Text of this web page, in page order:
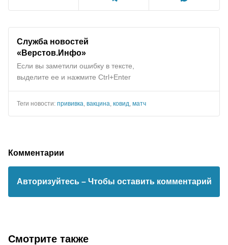
Служба новостей
«Верстов.Инфо»
Если вы заметили ошибку в тексте,
выделите ее и нажмите Ctrl+Enter
Теги новости: прививка вакцина ковид матч
Комментарии
Авторизуйтесь – Чтобы оставить комментарий
Смотрите также